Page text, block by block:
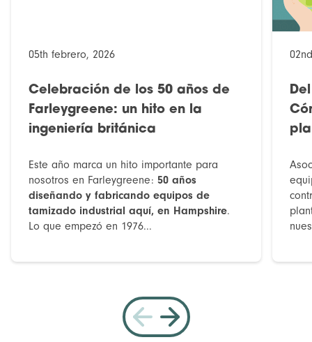
05th febrero, 2026
Celebración de los 50 años de
Farleygreene: un hito en la
ingeniería británica
Este año marca un hito importante para
nosotros en Farleygreene: 50 años
diseñando y fabricando equipos de
tamizado industrial aquí, en Hampshire.
Lo que empezó en 1976...